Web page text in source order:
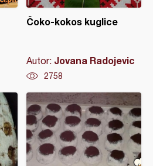
Čoko-kokos kuglice
Autor: Jovana Radojevic
2758